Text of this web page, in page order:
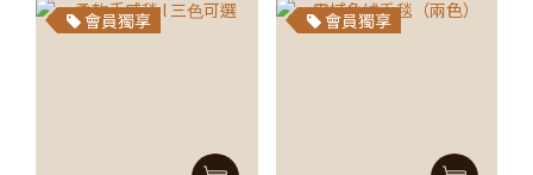
會員獨享 會員獨享